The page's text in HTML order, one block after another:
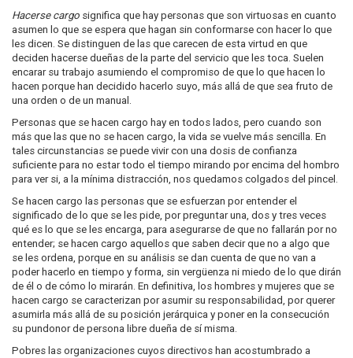
Hacerse cargo significa que hay personas que son virtuosas en cuanto
asumen lo que se espera que hagan sin conformarse con hacer lo que
les dicen. Se distinguen de las que carecen de esta virtud en que
deciden hacerse dueñas de la parte del servicio que les toca. Suelen
encarar su trabajo asumiendo el compromiso de que lo que hacen lo
hacen porque han decidido hacerlo suyo, más allá de que sea fruto de
una orden o de un manual.
Personas que se hacen cargo hay en todos lados, pero cuando son
más que las que no se hacen cargo, la vida se vuelve más sencilla. En
tales circunstancias se puede vivir con una dosis de confianza
suficiente para no estar todo el tiempo mirando por encima del hombro
para ver si, a la mínima distracción, nos quedamos colgados del pincel.
Se hacen cargo las personas que se esfuerzan por entender el
significado de lo que se les pide, por preguntar una, dos y tres veces
qué es lo que se les encarga, para asegurarse de que no fallarán por no
entender; se hacen cargo aquellos que saben decir que no a algo que
se les ordena, porque en su análisis se dan cuenta de que no van a
poder hacerlo en tiempo y forma, sin vergüenza ni miedo de lo que dirán
de él o de cómo lo mirarán. En definitiva, los hombres y mujeres que se
hacen cargo se caracterizan por asumir su responsabilidad, por querer
asumirla más allá de su posición jerárquica y poner en la consecución
su pundonor de persona libre dueña de sí misma.
Pobres las organizaciones cuyos directivos han acostumbrado a